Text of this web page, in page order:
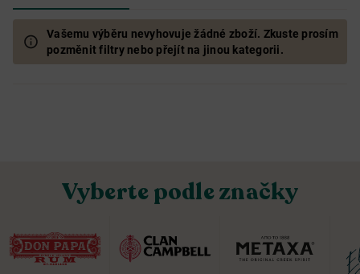
Vašemu výběru nevyhovuje žádné zboží. Zkuste prosím
pozměnit filtry nebo přejít na jinou kategorii.
Vyberte podle značky